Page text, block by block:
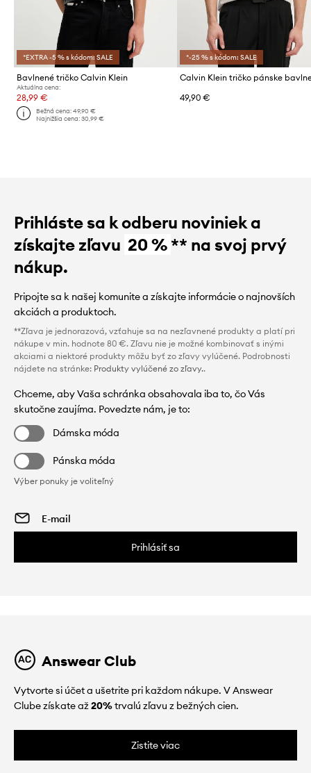
*EXTRA -5 % s kódom: SALE
Bavlnené tričko Calvin Klein
Aktuálna cena:
28,99 €
Bežná cena:49,90 €
Najnižšia cena:30,99 €
*-25 % s kódom: SALE
49,90 €
Prihláste sa k odberu noviniek a
získajte zľavu 20 %** na svoj prvý
nákup.
Pripojte sa k našej komunite a získajte informácie o najnovších
akciách a produktoch.
**Zľava je jednorazová, vzťahuje sa na nezľavnené produkty a platí pri
nákupe v min. hodnote 80 €. Zľavu nie je možné kombinovať s inými
akciami a niektoré produkty môžu byť zo zľavy vylúčené. Podrobnosti
nájdete na stránke: Produkty vylúčené zo zľavy..
Chceme, aby Vaša schránka obsahovala iba to, čo Vás
skutočne zaujíma. Povedzte nám, je to:
Dámska móda
Pánska móda
Výber ponuky je voliteľný
Prihlásiť sa
Answear Club
Vytvorte si účet a ušetrite pri každom nákupe. V Answear
Clube získate až20%trvalú zľavu z bežných cien.
Zistite viac